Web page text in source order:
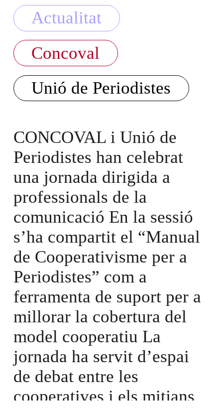
Actualitat
Concoval
Unió de Periodistes
CONCOVAL i Unió de
Periodistes han celebrat
una jornada dirigida a
professionals de la
comunicació En la sessió
s’ha compartit el “Manual
de Cooperativisme per a
Periodistes” com a
ferramenta de suport per a
millorar la cobertura del
model cooperatiu La
jornada ha servit d’espai
de debat entre les
cooperatives i els mitjans